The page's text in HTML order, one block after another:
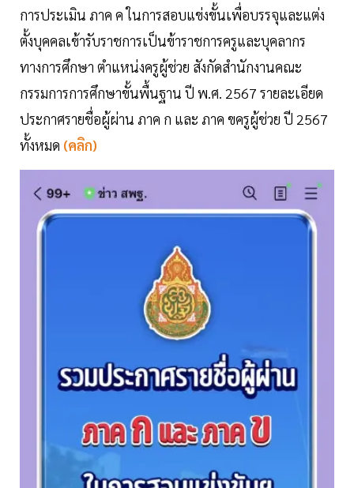
การประเมิน ภาค ค ในการสอบแข่งขั้นเพื่อบรรจุและแต่ง
ตั้งบุคคลเข้ารับราชการเป็นข้าราชการครูและบุคลากร
ทางการศึกษา ตำแหน่งครูผู้ช่วย สังกัดสำนักงานคณะ
กรรมการการศึกษาขั้นพื้นฐาน ปี พ.ศ. 2567 รายละเอียด
ประกาศรายชื่อผู้ผ่าน ภาค ก และ ภาค ขครูผู้ช่วย ปี 2567
ทั้งหมด (คลิก)